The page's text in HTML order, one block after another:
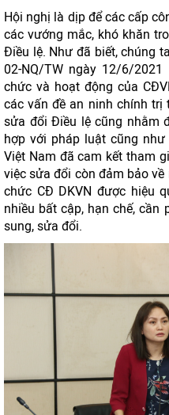
Hội nghị là dịp để các cấp
các vướng mắc, khó khăn
Điều lệ. Như đã biết, chúng
02-NQ/TW ngày 12/6/
chức và hoạt động của
các vấn đề an ninh chính trị
sửa đổi Điều lệ cũng nhằm
hợp với pháp luật cũng
Việt Nam đã cam kết tham
việc sửa đổi còn đảm bảo
chức CĐ DKVN được hiệu
nhiều bất cập, hạn chế, cần
sung, sửa đổi.